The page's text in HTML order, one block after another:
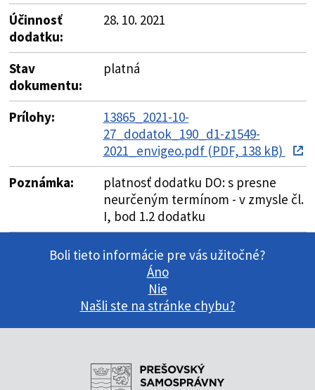
Účinnosť
dodatku:
28. 10. 2021
Stav
dokumentu:
platná
Prílohy:
13865_2021-10-
27_dodatok_190_d1-z1549-
2021_envigeo.pdf (PDF, 138 kB)
Poznámka:
platnosť dodatku DO: s presne
neurčeným termínom - v zmysle čl.
I, bod 1.2 dodatku
Boli tieto informácie pre vás užitočné?
Áno
Nie
Našli ste na stránke chybu?